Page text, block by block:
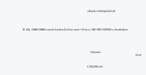
เลื่อนประกาศล่าสุดเมื่อวันที่
ID : DSL-1088 CONDO. เดอะคิวบ์ พลัส แจ้งวัฒนะ ขนาด = 34 ตร.ม. 1 BR 1 BR 2100000 บ. ทำเลดีเยี่ยมๆ
2,100,000 บาท
1 ห้องนอน
34 m²